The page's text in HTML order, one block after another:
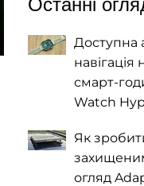
Останні
Доступна
навігація
смарт-
Watch
Як
огляд